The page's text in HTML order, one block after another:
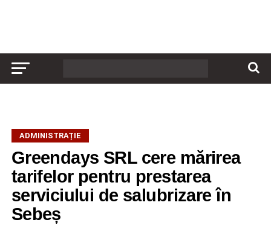
ADMINISTRAȚIE
Greendays SRL cere mărirea
tarifelor pentru prestarea
serviciului de salubrizare în
Sebeș